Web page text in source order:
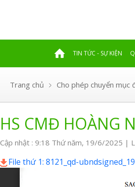
TIN TỨC - SỰ KIỆN
Trang chủ Cho phép chuyển mục
HS CMĐ HOÀNG
Cập nhật : 9:18 Thứ năm, 19/6/2025 |
File thứ 1: 8121_qd-